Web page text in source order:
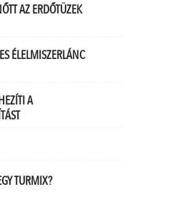
AZ ERDŐTÜZEK
ÉLELMISZERLÁNC
A
TURMIX?